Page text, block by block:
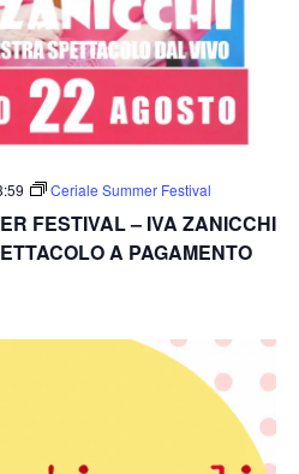
FESTIVAL – IVA ZANICCHI
A PAGAMENTO
Ceriale Summer Festival